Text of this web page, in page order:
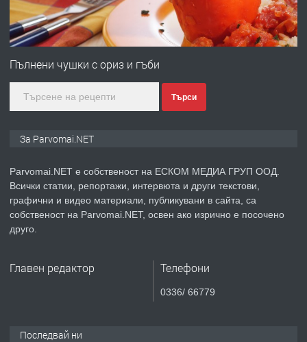
преди 1 година
ПРЕДЛАГА
Първи поход "По стъпките на Ангел
преди 1 година
ПРЕДЛАГА Уроци по Математика
Пълнени чушки с ориз и гъби
Търси
За Parvomai.NET
Parvomai.NET е собственост на ЕСКОМ МЕДИА ГРУП ООД.
Всички статии, репортажи, интервюта и други текстови,
графични и видео материали, публикувани в сайта, са
собственост на Parvomai.NET, освен ако изрично е посочено
друго.
Главен редактор Телефони
0336/ 66779
Последвай ни